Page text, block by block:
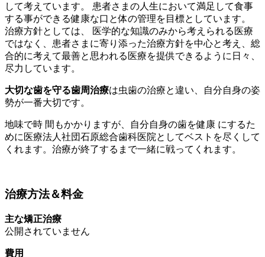
して考えています。 患者さまの人生において満足して食事
する事ができる健康な口と体の管理を目標としています。
治療方針としては、 医学的な知識のみから考えられる医療
ではなく、患者さまに寄り添った治療方針を中心と考え、総
合的に考えて最善と思われる医療を提供できるように日々、
尽力しています。
大切な歯を守る歯周治療は虫歯の治療と違い、自分自身の姿
勢が一番大切です。
地味で時 間もかかりますが、自分自身の歯を健康 にするた
めに医療法人社団石原総合歯科医院としてベストを尽くして
くれます。治療が終了するまで一緒に戦ってくれます。
治療方法＆料金
主な矯正治療
公開されていません
費用